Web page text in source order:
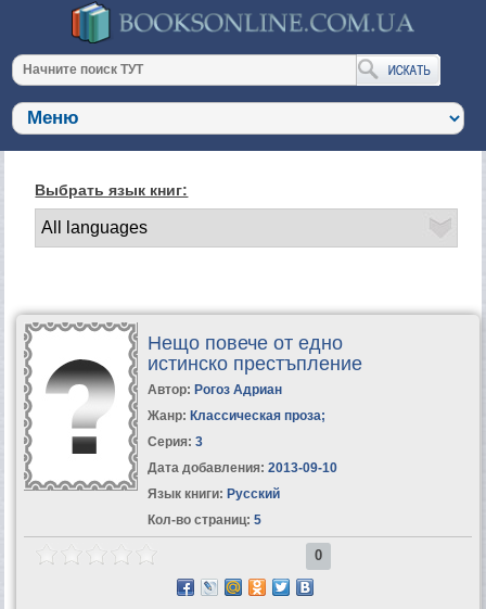
Выбрать язык книг:
Нещо повече от едно
истинско престъпление
Автор: Рогоз Адриан
Жанр: Классическая проза;
Серия: 3
Дата добавления: 2013-09-10
Язык книги: Русский
Кол-во страниц: 5
0